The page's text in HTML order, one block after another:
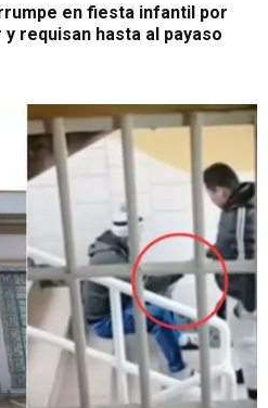
en fiesta infantil por
requisan hasta al payaso